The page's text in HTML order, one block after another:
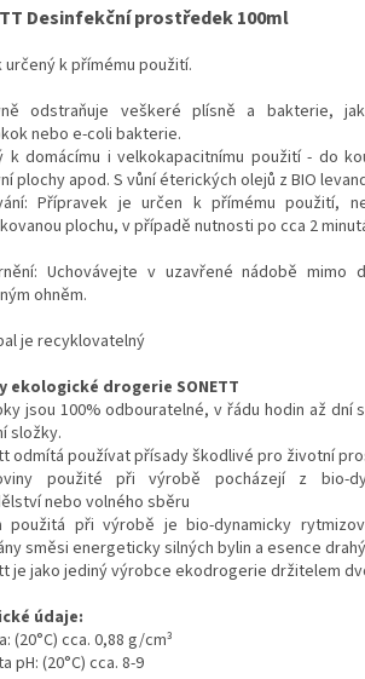
Desinfekční prostředek 100ml
určený k přímému použití.
odstraňuje veškeré plísně a bakterie,
nebo e-coli bakterie.
k domácímu i velkokapacitnímu použití - do
plochy apod. S vůní éterických olejů z BIO
Přípravek je určen k přímému použití,
plochu, v případě nutnosti po cca 2
Uchovávejte v uzavřené nádobě
ohněm.
je recyklovatelný
ekologické drogerie SONETT
jsou 100% odbouratelné, v řádu hodin až
složky.
odmítá používat přísady škodlivé pro životní
použité při výrobě pocházejí z bio-
nebo volného sběru
použitá při výrobě je bio-dynamicky
směsi energeticky silných bylin a esence
je jako jediný výrobce ekodrogerie držitelem
údaje:
(20°C) cca. 0,88 g/cm³
pH: (20°C) cca. 8-9